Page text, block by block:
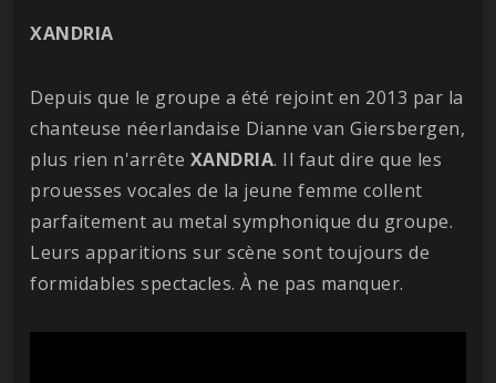
XANDRIA
Depuis que le groupe a été rejoint en 2013 par la
chanteuse néerlandaise Dianne van Giersbergen,
plus rien n'arrête XANDRIA. Il faut dire que les
prouesses vocales de la jeune femme collent
parfaitement au metal symphonique du groupe.
Leurs apparitions sur scène sont toujours de
formidables spectacles. À ne pas manquer.